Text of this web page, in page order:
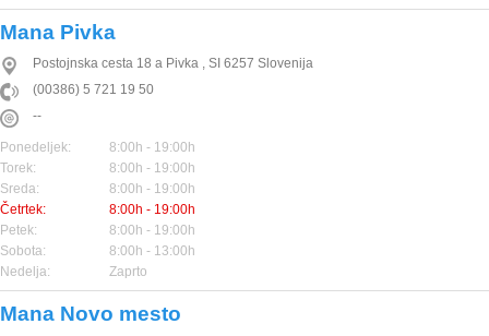
Mana Pivka
Postojnska cesta 18 a Pivka , SI 6257 Slovenija
(00386) 5 721 19 50
--
Ponedeljek:
8:00h - 19:00h
Torek:
8:00h - 19:00h
Sreda:
8:00h - 19:00h
Četrtek:
8:00h - 19:00h
Petek:
8:00h - 19:00h
Sobota:
8:00h - 13:00h
Nedelja:
Zaprto
Mana Novo mesto